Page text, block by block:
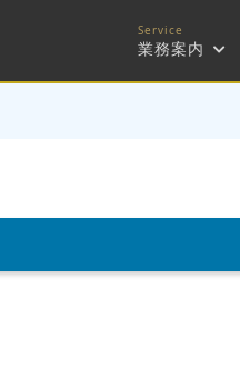
業務案内